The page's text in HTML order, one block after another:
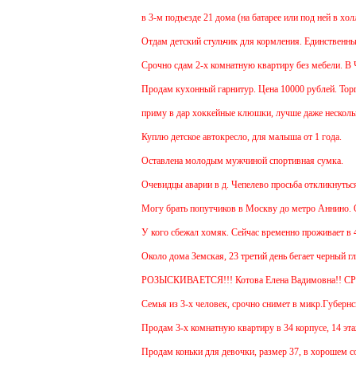
в 3-м подъезде 21 дома (на батарее или под ней в
Отдам детский стульчик для кормления.
Срочно сдам 2-х комнатную квартиру без мебели. В
Продам кухонный гарнитур. Цена 10000 рублей. Торг
приму в дар хоккейные клюшки, лучше даже
Куплю детское автокресло, для малыша от 1 года.
Оставлена молодым мужчиной спортивная сумка.
Очевидцы аварии в д. Чепелево просьба откликнуться.
Могу брать попутчиков в Москву до метро Аннино.
У кого сбежал хомяк. Сейчас временно проживает в
Около дома Земская, 23 третий день бегает черный
РОЗЫСКИВАЕТСЯ!!! Котова Елена Вадимовна!!
Семья из 3-х человек, срочно снимет в
Продам 3-х комнатную квартиру в 34 корпусе, 14
Продам коньки для девочки, размер 37, в хорошем